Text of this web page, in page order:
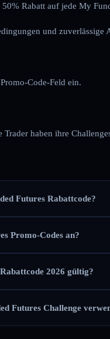
Rabatt auf jede My
und zuverlässige
Code-Feld ein.
haben ihre
Futures Rabattcode?
Promo-Codes an?
2026 gültig?
Futures Challenge